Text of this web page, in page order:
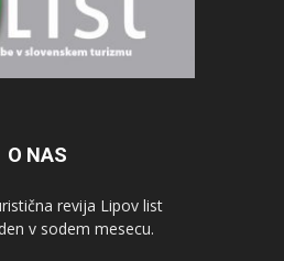
O NAS
revija Lipov list
v sodem mesecu.